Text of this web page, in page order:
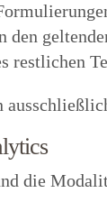
restlichen
die